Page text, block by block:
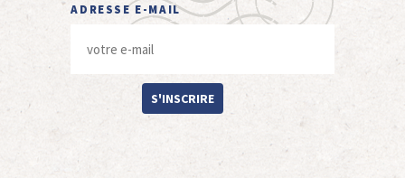
ADRESSE E-MAIL
S'INSCRIRE